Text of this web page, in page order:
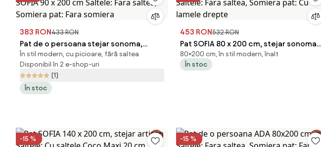
383 RON433 RON
Pat de o persoana stejar sonoma,
SOFIA 90 x 200 cm Saltele: Fara saltea,
Somiera pat: Fara somiera
În stil modern, cu picioare, fără saltea
Disponibil în 2 e-shop-uri
(1)
În stoc
453 RON532 RON
Pat SOFIA 80 x 200 cm, stejar sonoma
Saltele: Fara saltea, Somiera pat: Cu
lamele drepte
80×200 cm, în stil modern, înalt
În stoc
-15 % -15 %